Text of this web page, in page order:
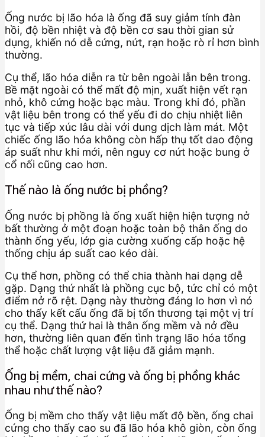
Ống nước bị lão hóa là ống đã suy giảm tính đàn
hồi, độ bền nhiệt và độ bền cơ sau thời gian sử
dụng, khiến nó dễ cứng, nứt, rạn hoặc rò rỉ hơn bình
thường.
Cụ thể, lão hóa diễn ra từ bên ngoài lẫn bên trong.
Bề mặt ngoài có thể mất độ mịn, xuất hiện vết rạn
nhỏ, khô cứng hoặc bạc màu. Trong khi đó, phần
vật liệu bên trong có thể yếu đi do chịu nhiệt liên
tục và tiếp xúc lâu dài với dung dịch làm mát. Một
chiếc ống lão hóa không còn hấp thụ tốt dao động
áp suất như khi mới, nên nguy cơ nứt hoặc bung ở
cổ nối cũng cao hơn.
Thế nào là ống nước bị phồng?
Ống nước bị phồng là ống xuất hiện hiện tượng nở
bất thường ở một đoạn hoặc toàn bộ thân ống do
thành ống yếu, lớp gia cường xuống cấp hoặc hệ
thống chịu áp suất cao kéo dài.
Cụ thể hơn, phồng có thể chia thành hai dạng dễ
gặp. Dạng thứ nhất là phồng cục bộ, tức chỉ có một
điểm nở rõ rệt. Dạng này thường đáng lo hơn vì nó
cho thấy kết cấu ống đã bị tổn thương tại một vị trí
cụ thể. Dạng thứ hai là thân ống mềm và nở đều
hơn, thường liên quan đến tình trạng lão hóa tổng
thể hoặc chất lượng vật liệu đã giảm mạnh.
Ống bị mềm, chai cứng và ống bị phồng khác
nhau như thế nào?
Ống bị mềm cho thấy vật liệu mất độ bền, ống chai
cứng cho thấy cao su đã lão hóa khô giòn, còn ống